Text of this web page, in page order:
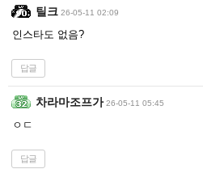
틸크 26-05-11 02:09
인스타도 없음?
답글
차라마조프가 26-05-11 05:45
ㅇㄷ
답글